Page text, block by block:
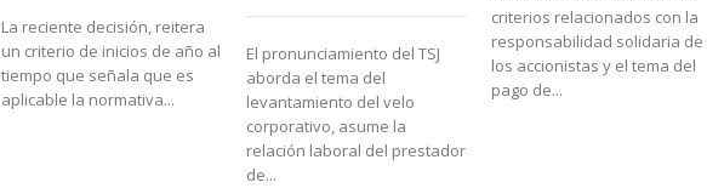
La reciente decisión, reitera
un criterio de inicios de año al
tiempo que señala que es
aplicable la normativa...
El pronunciamiento del TSJ
aborda el tema del
levantamiento del velo
corporativo, asume la
relación laboral del prestador
de...
criterios relacionados con la
responsabilidad solidaria de
los accionistas y el tema del
pago de...